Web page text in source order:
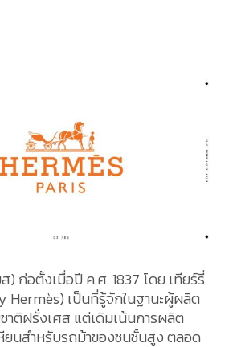
) ก่อตั้งเมื่อปี ค.ศ. 1837 โดย เทียร์รี่
Hermès) เป็นที่รู้จักในฐานะผู้ผลิต
ติฝรั่งเศส แต่เดิมเน้นการผลิต
ยนสำหรับรถม้าของชนชั้นสูง ตลอด